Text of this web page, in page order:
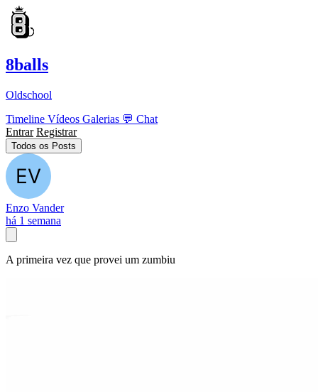
8balls
Oldschool
Timeline Vídeos Galerias 💬 Chat
Entrar Registrar
Todos os Posts
Enzo Vander
há 1 semana
A primeira vez que provei um zumbiu